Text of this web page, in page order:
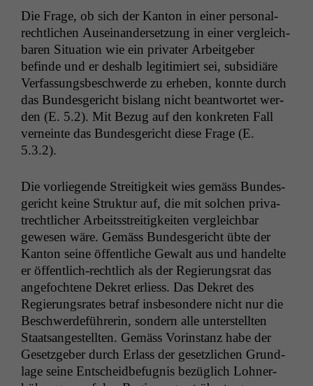
Die Frage, ob sich der Kan­ton in ein­er per­son­al­
rechtlichen Auseinan­der­set­zung in ein­er ver­gle­ich­
baren Sit­u­a­tion wie ein pri­vater Arbeit­ge­ber
befinde und er deshalb legit­imiert sei, sub­sidiäre
Ver­fas­sungs­beschw­erde zu erheben, kon­nte durch
das Bun­des­gericht bis­lang nicht beant­wortet wer­
den (E. 5.2). Mit Bezug auf den konkreten Fall
verneinte das Bun­des­gericht diese Frage (E.
5.3.2).
Die vor­liegende Stre­it­igkeit wies gemäss Bun­des­
gericht keine Struk­tur auf, die mit solchen pri­va­
trechtlich­er Arbeitsstre­it­igkeit­en ver­gle­ich­bar
gewe­sen wäre. Gemäss Bun­des­gericht übte der
Kan­ton seine öffentliche Gewalt aus und han­delte
er öffentlich-rechtlich als der Regierungsrat das
ange­focht­ene Dekret erliess. Das Dekret des
Regierungsrates betraf ins­beson­dere nicht nur die
Beschw­erde­führerin, son­dern alle unter­stell­ten
Staat­sangestell­ten. Gemäss Vorin­stanz habe der
Geset­zge­ber durch Erlass der geset­zlichen Grund­
lage seine Entschei­d­befug­nis bezüglich Lohn­er­